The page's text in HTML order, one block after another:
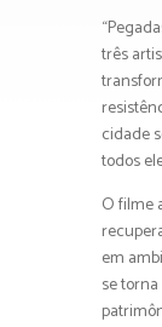
três
cidade
todos
O filme
em
se